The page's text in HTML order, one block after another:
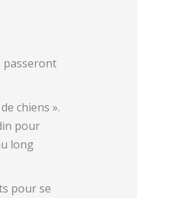
passeront
chiens ».
pour
long
pour se